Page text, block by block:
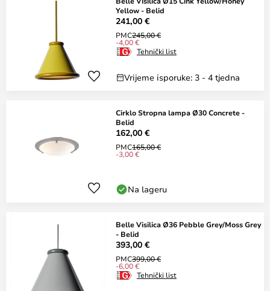
Yellow - Belid
241,00 €
PMC245,00 €
-4,00 €
Tehnički list
Vrijeme isporuke: 3 - 4 tjedna
Cirklo Stropna lampa Ø30 Concrete -
Belid
162,00 €
PMC165,00 €
-3,00 €
Na lageru
Belle Visilica Ø36 Pebble Grey/Moss Grey
- Belid
393,00 €
PMC399,00 €
-6,00 €
Tehnički list